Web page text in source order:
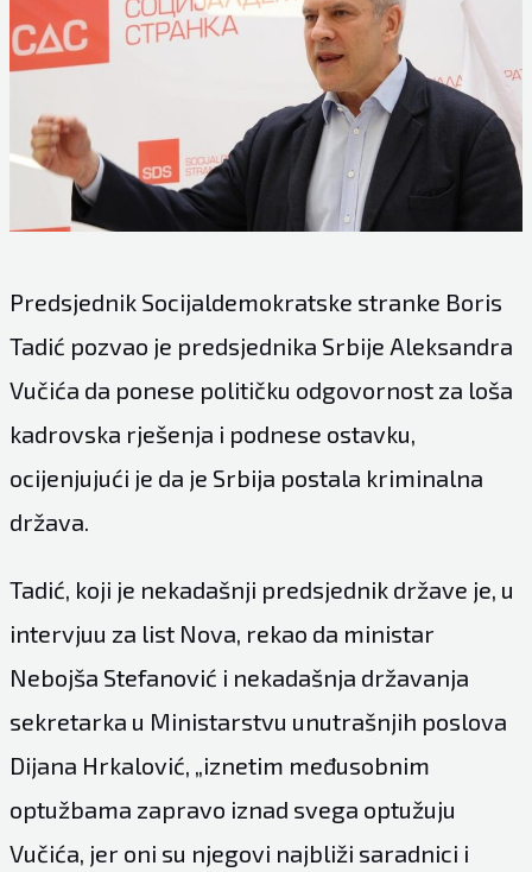
Predsjednik Socijaldemokratske stranke Boris
Tadić pozvao je predsjednika Srbije Aleksandra
Vučića da ponese političku odgovornost za loša
kadrovska rješenja i podnese ostavku,
ocijenjujući je da je Srbija postala kriminalna
država.
Tadić, koji je nekadašnji predsjednik države je, u
intervjuu za list Nova, rekao da ministar
Nebojša Stefanović i nekadašnja državanja
sekretarka u Ministarstvu unutrašnjih poslova
Dijana Hrkalović, „iznetim međusobnim
optužbama zapravo iznad svega optužuju
Vučića, jer oni su njegovi najbliži saradnici i